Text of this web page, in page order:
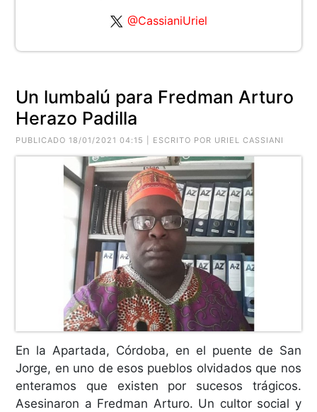
@CassianiUriel
Un lumbalú para Fredman Arturo
Herazo Padilla
PUBLICADO 18/01/2021 04:15 | ESCRITO POR URIEL CASSIANI
En la Apartada, Córdoba, en el puente de San
Jorge, en uno de esos pueblos olvidados que nos
enteramos que existen por sucesos trágicos.
Asesinaron a Fredman Arturo. Un cultor social y